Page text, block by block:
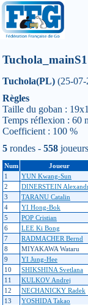
Tuchola(PL) (25-
Règles
Taille du goban :
Temps réflexion : 60
Coefficient : 100 %
5 rondes - 558
Num Joueur
1
YUN Kwang-Sun
2
DINERSTEIN
3
TARANU Catalin
4
YI Hong-Bok
5
POP Cristian
6
LEE Ki Bong
7
RADMACHER Bernd
8
MIYAKAWA Wataru
9
YI Jung-Hee
10
SHIKSHINA Svetlana
11
KULKOV Andrej
12
NECHANICKY Radek
13
YOSHIDA Takao